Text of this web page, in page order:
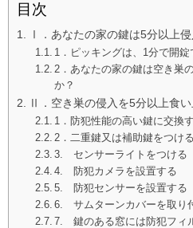
目次
Ⅰ．あなたの家の鍵は5分以上
1．ピッキングは、1分で開
2．あなたの家の鍵は空き巣
か？
Ⅱ．空き巣の侵入を5分以上食
1．防犯性能の高い鍵に交換
2．二重鍵又は補助鍵をつける
3. センサーライトをつける
4. 防犯カメラを設置する
5. 防犯センサーを設置する
6. サムターンカバーを取り
7. 鍵のある窓には防犯フィ